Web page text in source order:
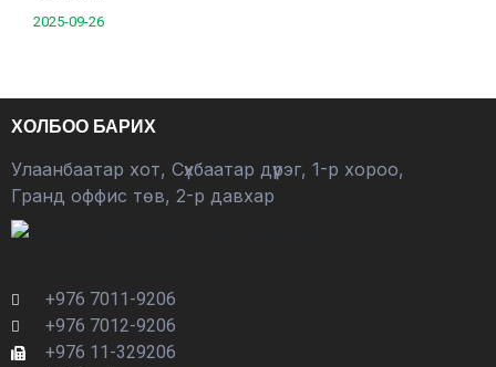
2025-09-26
ХОЛБОО БАРИХ
Улаанбаатар хот, Сүхбаатар дүүрэг, 1-р хороо,
Гранд оффис төв, 2-р давхар
+976 7011-9206
+976 7012-9206
+976 11-329206